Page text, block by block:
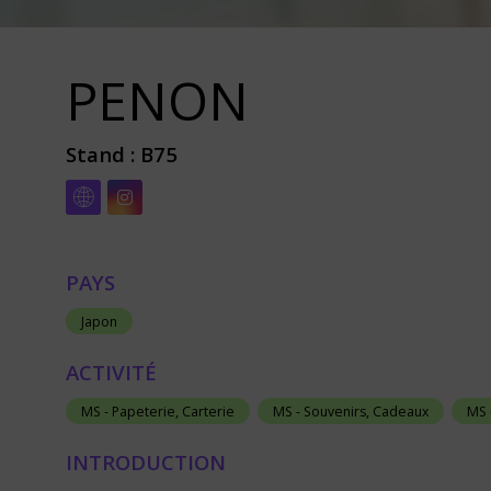
PENON
Stand : B75
PAYS
Japon
ACTIVITÉ
MS - Papeterie, Carterie MS - Souvenirs, Cadeaux
INTRODUCTION